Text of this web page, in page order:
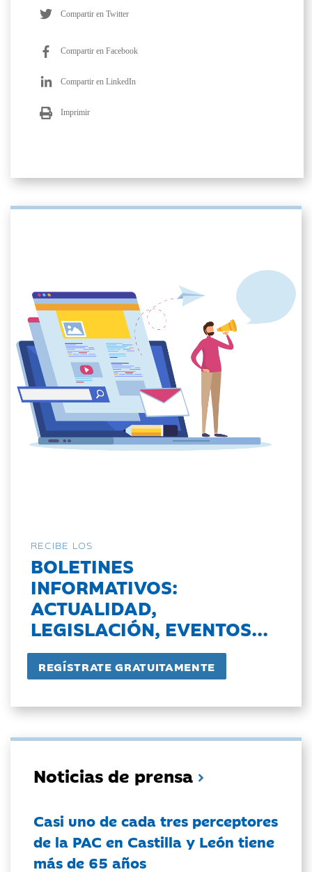
Compartir en Twitter
Compartir en Facebook
Compartir en LinkedIn
Imprimir
RECIBE LOS
BOLETINES
INFORMATIVOS:
ACTUALIDAD,
LEGISLACIÓN, EVENTOS...
Noticias de prensa
Casi uno de cada tres perceptores
de la PAC en Castilla y León tiene
más de 65 años